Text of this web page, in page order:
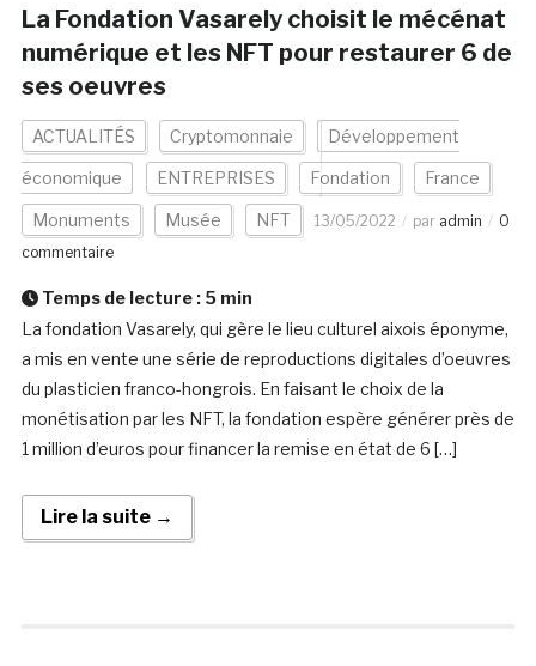
La Fondation Vasarely choisit le mécénat
numérique et les NFT pour restaurer 6 de
ses oeuvres
ACTUALITÉS Cryptomonnaie Développement
économique ENTREPRISES Fondation France
Monuments Musée NFT 13/05/2022 par admin
0
commentaire
Temps de lecture : 5 min
La fondation Vasarely, qui gère le lieu culturel aixois éponyme,
a mis en vente une série de reproductions digitales d’oeuvres
du plasticien franco-hongrois. En faisant le choix de la
monétisation par les NFT, la fondation espère générer près de
1 million d’euros pour financer la remise en état de 6 […]
Lire la suite →